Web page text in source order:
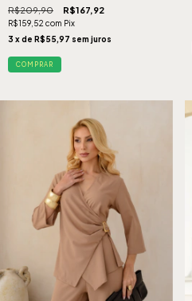
R$209,90 R$167,92
R$159,52 com Pix
3 x de R$55,97 sem juros
COMPRAR